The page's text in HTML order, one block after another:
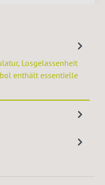
Losgelassenheit
enthält essentielle